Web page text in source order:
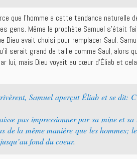
que l’homme a cette tendance naturelle
gens. Même le prophète Samuel s’était
avait choisi pour remplacer Saul.
serait grand de taille comme Saul, alors
lui, mais Dieu voyait au cœur d’Éliab et cela
Samuel aperçut Éliab et se dit:
pas impressionner par sa mine et
de la même manière que les hommes;
fond du coeur.